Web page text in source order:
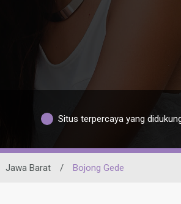
Situs terpercaya yang
Jawa Barat / Bojong Gede